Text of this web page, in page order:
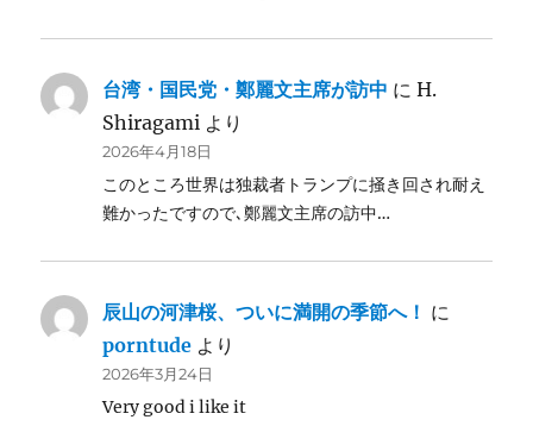
台湾・国民党・鄭麗文主席が訪中 にH.
Shiragami より
2026年4月18日
このところ世界は独裁者トランプに掻き回され耐え
難かったですので､鄭麗文主席の訪中…
辰山の河津桜、ついに満開の季節へ！ に
porntude より
2026年3月24日
Very good i like it